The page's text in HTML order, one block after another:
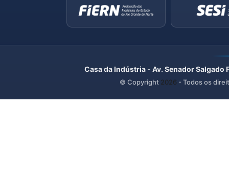
Casa da Indústria - Av. Senador
© Copyright 2026 - Todos os